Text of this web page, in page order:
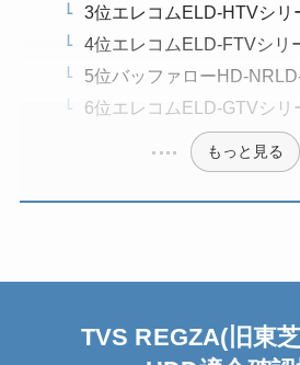
3位エレコムELD-HTVシリ
4位エレコムELD-FTVシリ
5位バッファローHD-
6位エレコムELD-GTVシリ
もっと見る
TVS REGZA(旧東